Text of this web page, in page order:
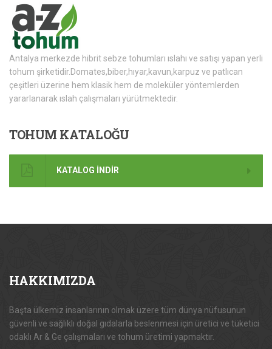
Antalya merkezde hibrit sebze tohumları ıslahı ve satışı yapan yerli
tohum şirketidir.Domates,biber,hıyar,kavun,karpuz ve patlıcan
çeşitleri üzerine hem klasik hem de moleküler yöntemlerden
yararlanarak ıslah çalışmaları yürütmektedir.
TOHUM KATALOĞU
KATALOG İNDİR
HAKKIMIZDA
Başta ülkemiz insanlarının olmak üzere tüm dünya nüfusunun
güvenli ve sağlıklı doğal gıdalarla beslenmesi için üretici ve tüketici
odaklı Ar & Ge çalışmaları ve tohum üretimi yapmaktır.